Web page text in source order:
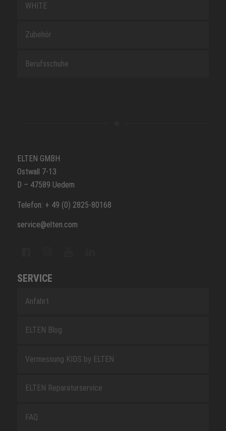
WHITE
Zubehör
Berufsschuhe
ELTEN GMBH
Ostwall 7-13
D – 47589 Uedem
Telefon: + 49 (0) 2825-80168
service@elten.com
SERVICE
Anfahrt
ELTEN Blog
Vermessung KIDS by ELTEN
ELTEN Reparaturservice
FAQ